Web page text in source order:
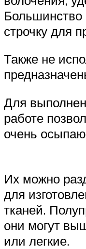
строчку для
Также не
Для
работе
очень
Их можно
для
тканей.
они могут
или легкие.